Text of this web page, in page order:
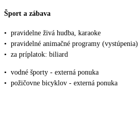
Šport a zábava
• pravidelne živá hudba, karaoke
• pravidelné animačné programy (vystúpenia)
• za príplatok: biliard
• vodné športy - externá ponuka
• požičovne bicyklov - externá ponuka